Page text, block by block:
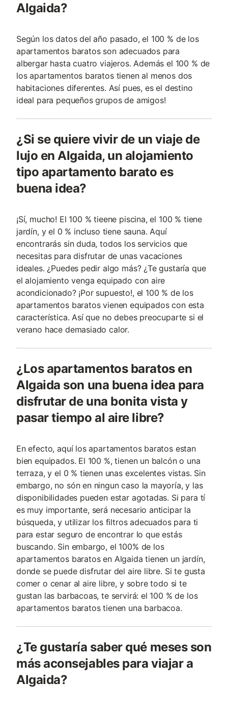
Algaida?
Según los datos del año pasado, el 100 % de los
apartamentos baratos son adecuados para
albergar hasta cuatro viajeros. Además el 100 % de
los apartamentos baratos tienen al menos dos
habitaciones diferentes. Así pues, es el destino
ideal para pequeños grupos de amigos!
¿Si se quiere vivir de un viaje de
lujo en Algaida, un alojamiento
tipo apartamento barato es
buena idea?
¡Sí, mucho! El 100 % tieene piscina, el 100 % tiene
jardín, y el 0 % incluso tiene sauna. Aquí
encontrarás sin duda, todos los servicios que
necesitas para disfrutar de unas vacaciones
ideales. ¿Puedes pedir algo más? ¿Te gustaría que
el alojamiento venga equipado con aire
acondicionado? ¡Por supuesto!, el 100 % de los
apartamentos baratos vienen equipados con esta
característica. Así que no debes preocuparte si el
verano hace demasiado calor.
¿Los apartamentos baratos en
Algaida son una buena idea para
disfrutar de una bonita vista y
pasar tiempo al aire libre?
En efecto, aquí los apartamentos baratos estan
bien equipados. El 100 %, tienen un balcón o una
terraza, y el 0 % tienen unas excelentes vistas. Sin
embargo, no són en ningun caso la mayoría, y las
disponibilidades pueden estar agotadas. Si para tí
es muy importante, será necesario anticipar la
búsqueda, y utilizar los filtros adecuados para ti
para estar seguro de encontrar lo que estás
buscando. Sin embargo, el 100% de los
apartamentos baratos en Algaida tienen un jardín,
donde se puede disfrutar del aire libre. Si te gusta
comer o cenar al aire libre, y sobre todo si te
gustan las barbacoas, te servirá: el 100 % de los
apartamentos baratos tienen una barbacoa.
¿Te gustaría saber qué meses son
más aconsejables para viajar a
Algaida?